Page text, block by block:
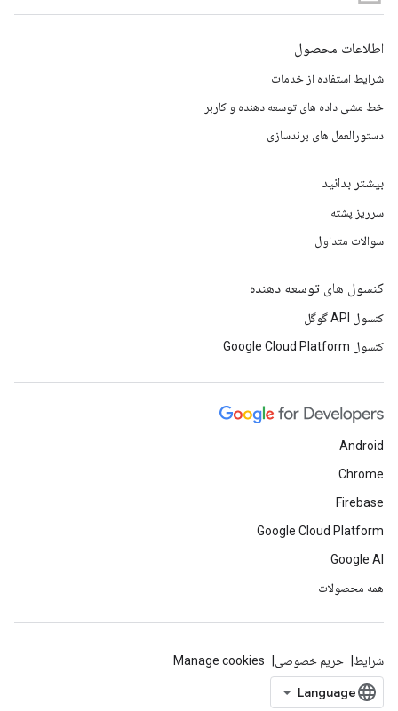
اطلاعات محصول
شرایط استفاده از خدمات
خط مشی داده های توسعه دهنده و کاربر
دستورالعمل های برندسازی
بیشتر بدانید
سرریز پشته
سوالات متداول
کنسول های توسعه دهنده
کنسول API گوگل
کنسول Google Cloud Platform
Android
Chrome
Firebase
Google Cloud Platform
Google AI
همه محصولات
شرایط حریم خصوصی Manage cookies